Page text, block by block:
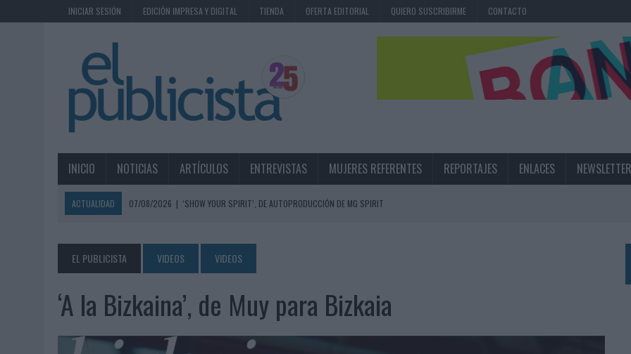
INICIAR SESIÓN EDICIÓN IMPRESA Y DIGITAL TIENDA OFERTA EDITORIAL QUIERO SUSCRIBIRME CONTACTO
INICIO NOTICIAS ARTÍCULOS ENTREVISTAS MUJERES REFERENTES REPORTAJES ENLACES NEWSLETTER
ACTUALIDAD 07/08/2026 | ‘SHOW YOUR SPIRIT’, DE AUTOPRODUCCIÓN DE MG SPIRIT
07/08/2026 | MG SPIRIT RELANZA SU MARCA CON UNA ESTRATEGIA 360º CENTRADA EN EL ORIGEN BARCELONÉS
07/08/2026 |
PATRÓN CONVIERTE EL NUEVO SINGLE DE ARÓN PIPER EN UNA EXPERIENCIA DE MARCA EN IBIZA
07/08/2026 | EL VERANO PONE A PRUEBA LA ESTRATEGIA DIGITAL DE LAS MARCAS
07/08/2026 |
VUELING CONVIERTE LOS RECUERDOS EN SOUVENIRS CON IA
EL PUBLICISTA VIDEOS VIDEOS
‘A la Bizkaina’, de Muy para Bizkaia